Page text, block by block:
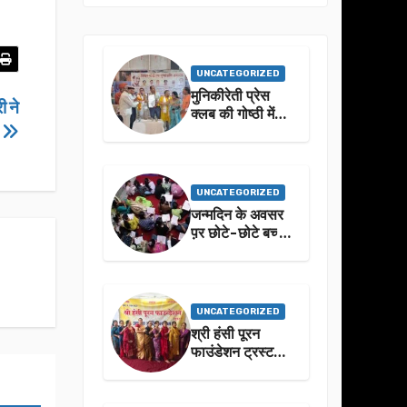
ने
UNCATEGORIZED
मुनिकीरेती प्रेस
क्लब की गोष्ठी में
UNCATEGORIZED
जन्मदिन के अवसर
प़र छोटे-छोटे बच्चो
UNCATEGORIZED
श्री हंसी पूरन
फाउंडेशन ट्रस्ट